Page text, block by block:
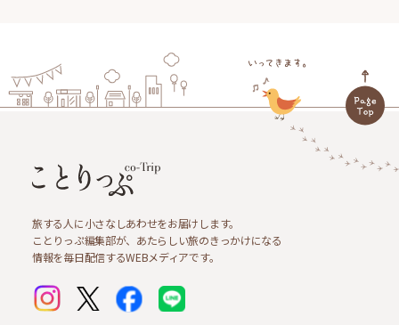
旅する人に小さなしあわせをお届けします。
ことりっぷ編集部が、あたらしい旅のきっかけになる
情報を毎日配信するWEBメディアです。